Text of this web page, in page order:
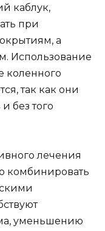
каблук,
при
а
Использование
коленного
так как они
без того
лечения
комбинировать
уменьшению